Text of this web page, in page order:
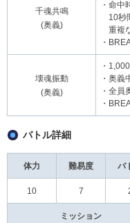
千魂共鳴
(奥義)
・命中
10秒
重複
・
壊魂振動
(奥義)
・
・奥義
・全員
・
バトル詳細
体力 難易度 バ
10 7
ミッション